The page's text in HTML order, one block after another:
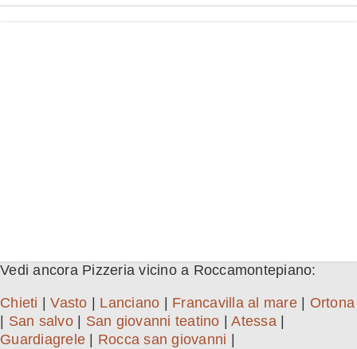
Vedi ancora Pizzeria vicino a Roccamontepiano:
Chieti |Vasto Lanciano Francavilla al mare| Ortona
San salvo| San giovanni teatino |Atessa|
Guardiagrele
Rocca san giovanni